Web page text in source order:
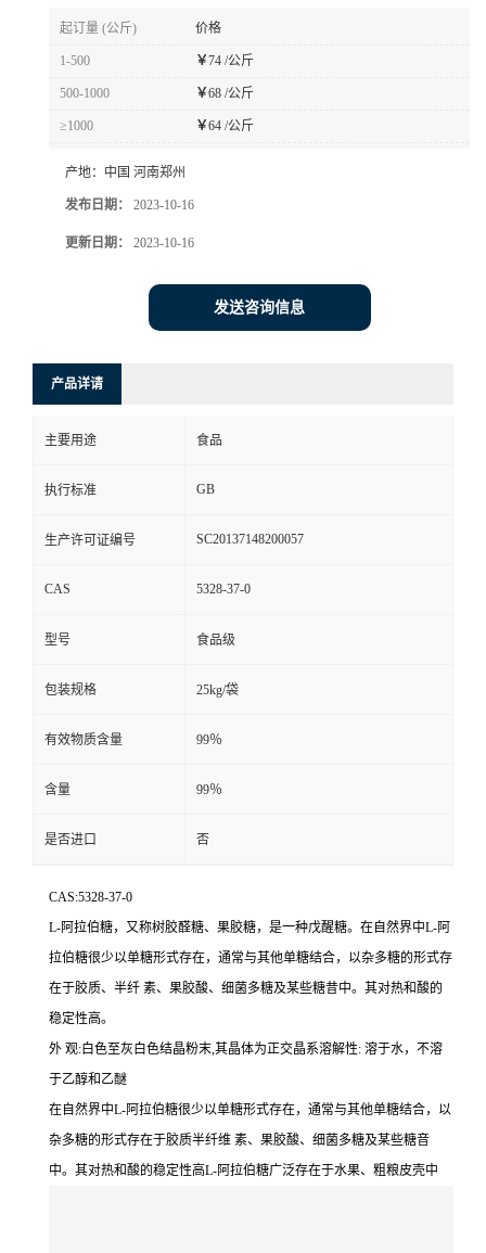
起订量 (公斤) 价格
1-500 ￥74 /公斤
500-1000 ￥68 /公斤
≥1000 ￥64 /公斤
产地： 中国 河南郑州
发布日期： 2023-10-16
更新日期： 2023-10-16
发送咨询信息
产品详请
主要用途 食品
执行标准 GB
生产许可证编号 SC20137148200057
CAS 5328-37-0
型号 食品级
包装规格 25kg/袋
有效物质含量 99％
含量 99％
是否进口 否
CAS:5328-37-0
L-阿拉伯糖，又称树胶醛糖、果胶糖，是一种戊醒糖。在自然界中L-阿
拉伯糖很少以单糖形式存在，通常与其他单糖结合，以杂多糖的形式存
在于胶质、半纤 素、果胶酸、细菌多糖及某些糖昔中。其对热和酸的
稳定性高。
外 观:白色至灰白色结晶粉末,其晶体为正交晶系溶解性: 溶于水，不溶
于乙醇和乙醚
在自然界中L-阿拉伯糖很少以单糖形式存在，通常与其他单糖结合，以
杂多糖的形式存在于胶质半纤维 素、果胶酸、细菌多糖及某些糖音
中。其对热和酸的稳定性高L-阿拉伯糖广泛存在于水果、粗粮皮壳中